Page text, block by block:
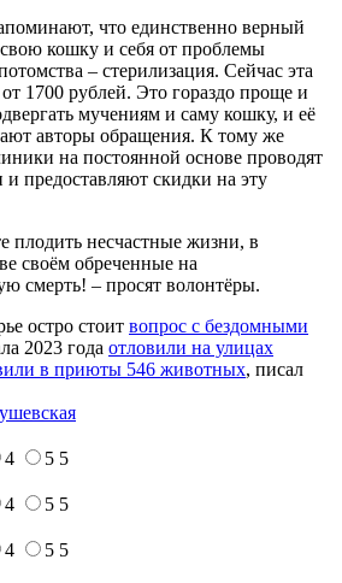
что единственно верный
свою кошку и себя от проблемы
– стерилизация. Сейчас эта
1700 рублей. Это гораздо проще и
мучениям и саму кошку, и её
авторы обращения. К тому же
на постоянной основе проводят
предоставляют скидки на эту
плодить несчастные жизни, в
своём обреченные на
смерть! – просят волонтёры.
остро стоит вопрос с бездомными
2023 года отловили на улицах
в приюты 546 животных, писал
4 5 5
4 5 5
4 5 5